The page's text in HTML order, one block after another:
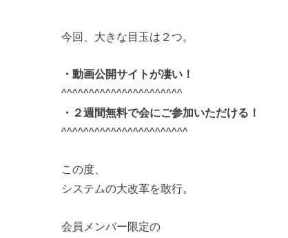
今回、大きな目玉は２つ。
・動画公開サイトが凄い！
^^^^^^^^^^^^^^^^^^^^^^
・２週間無料で会にご参加いただける！
^^^^^^^^^^^^^^^^^^^^^^^
この度、
システムの大改革を敢行。
会員メンバー限定の